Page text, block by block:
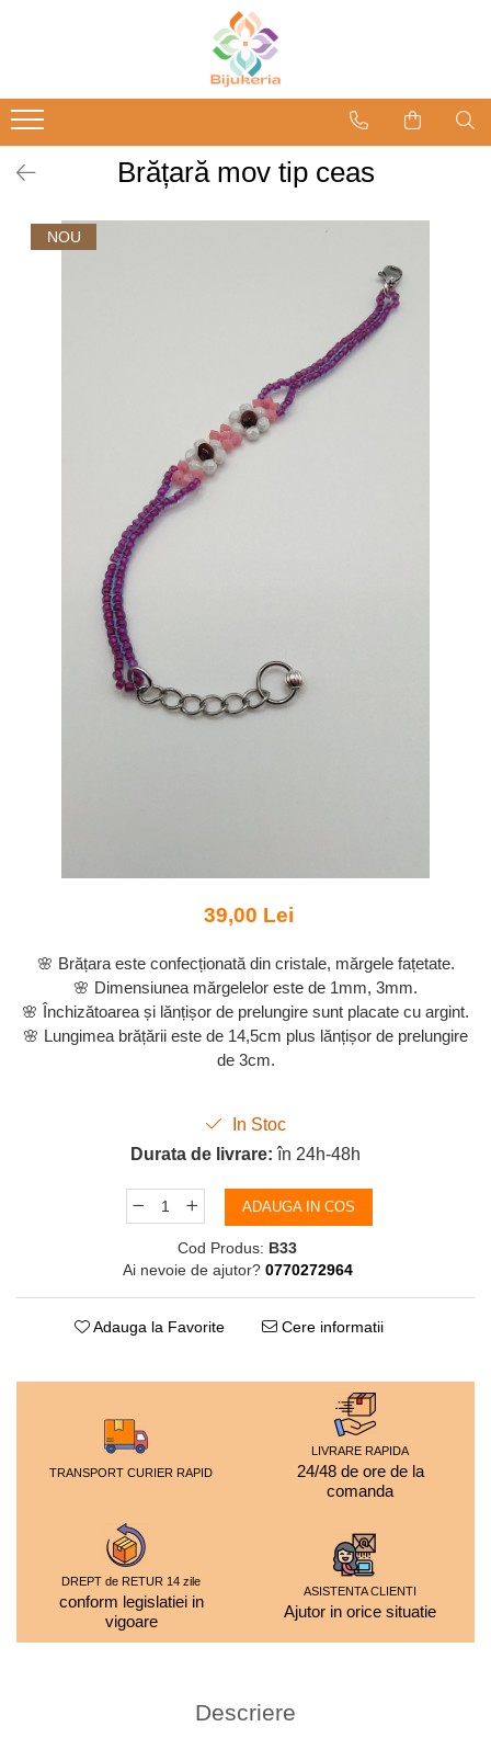
Brățară mov tip ceas
NOU
39,00 Lei
🌸 Brățara este confecționată din cristale, mărgele fațetate.
🌸 Dimensiunea mărgelelor este de 1mm, 3mm.
🌸 Închizătoarea și lănțișor de prelungire sunt placate cu argint.
🌸 Lungimea brățării este de 14,5cm plus lănțișor de prelungire
de 3cm.
In Stoc
Durata de livrare: în 24h-48h
ADAUGA IN COS
Cod Produs: B33
Ai nevoie de ajutor? 0770272964
Adauga la Favorite Cere informatii
TRANSPORT CURIER RAPID
LIVRARE RAPIDA
24/48 de ore de la
comanda
DREPT de RETUR 14 zile
conform legislatiei in
vigoare
ASISTENTA CLIENTI
Ajutor in orice situatie
Descriere